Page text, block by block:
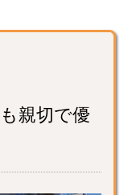
親切で優